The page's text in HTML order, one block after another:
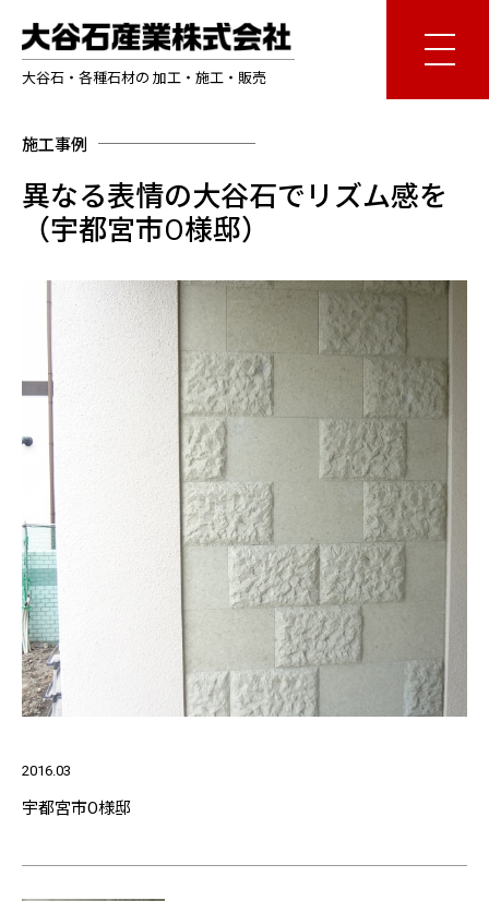
大谷石・各種石材の 加工・施工・販売
施工事例
異なる表情の大谷石でリズム感を
（宇都宮市O様邸）
2016.03
宇都宮市O様邸